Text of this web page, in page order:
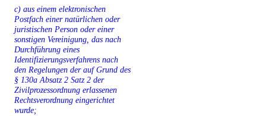
c) aus einem elektronischen
Postfach einer natürlichen oder
juristischen Person oder einer
sonstigen Vereinigung, das nach
Durchführung eines
Identifizierungsverfahrens nach
den Regelungen der auf Grund des
§ 130a Absatz 2 Satz 2 der
Zivilprozessordnung erlassenen
Rechtsverordnung eingerichtet
wurde;